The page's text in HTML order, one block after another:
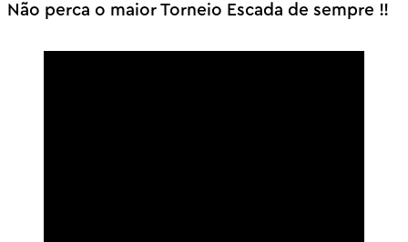
Não perca o maior Torneio Escada de sempre !!